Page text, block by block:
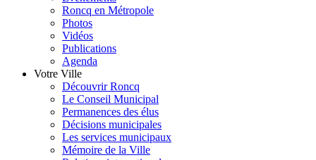
Roncq en Métropole
Photos
Vidéos
Publications
Agenda
Votre Ville
Découvrir Roncq
Le Conseil Municipal
Permanences des élus
Décisions municipales
Les services municipaux
Mémoire de la Ville